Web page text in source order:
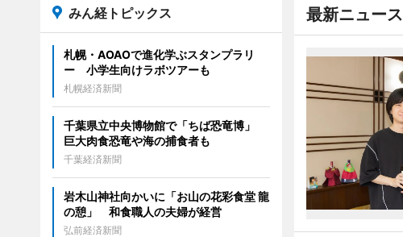
最新ニュース
みん経トピックス
札幌・AOAOで進化学ぶスタンプラリ
ー 小学生向けラボツアーも
札幌経済新聞
千葉県立中央博物館で「ちば恐竜博」
巨大肉食恐竜や海の捕食者も
千葉経済新聞
岩木山神社向かいに「お山の花彩食堂 龍
の憩」 和食職人の夫婦が経営
弘前経済新聞